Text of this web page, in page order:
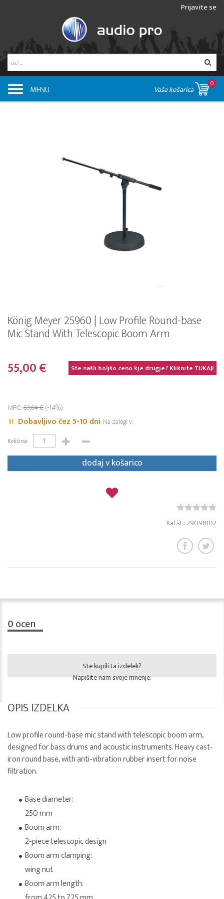
Prijavite se
MENU Vaša košarica
0
König Meyer 25960 | Low Profile Round-base
Mic Stand With Telescopic Boom Arm
55,00 € Ste našli boljšo ceno kje drugje? KlikniteTUKAJ!
MPC:63,64 €(-14%)
Dobavljivo čez 5-10 dni Na zalogi v:
Količina:
dodaj v košarico
Kat.št.: 29098102
0ocen
Ste kupili ta izdelek?
Napišite nam svoje mnenje.
OPIS IZDELKA
Low profile round-base mic stand with telescopic boom arm,
designed for bass drums and acoustic instruments. Heavy cast-
iron round base, with anti-vibration rubber insert for noise
filtration.
Base diameter:
250 mm
Boom arm:
2-piece telescopic design
Boom arm clamping:
wing nut
Boom arm length: